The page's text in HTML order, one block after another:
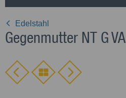
Edelstahl
Gegenmutter NT G VA